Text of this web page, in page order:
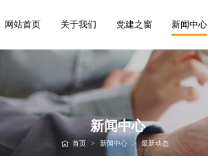
网站首页 关于我们 党建之窗 新闻中心
新闻中心
首页 > 新闻中心 > 最新动态